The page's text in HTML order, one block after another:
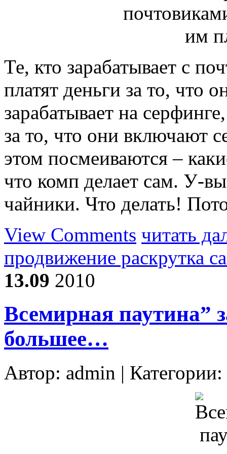
Те, кто зарабатывает с
платят деньги за то, что
зарабатывает на
за то, что они включают
этом посмеиваются –
что комп делает сам. У-
чайники. Что делать!
View Comments читать
продвижение раскрутка
13.09 2010
Всемирная паутина”
большее…
Автор: admin | Категории: